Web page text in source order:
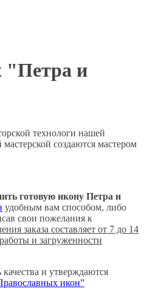
"Петра и
технологи нашей
создаются мастером
готовую икону Петра и
удобным вам способом, либо
свои пожелания к
заказа составляет от 7 до 14
и загруженности
и утверждаются
икон”